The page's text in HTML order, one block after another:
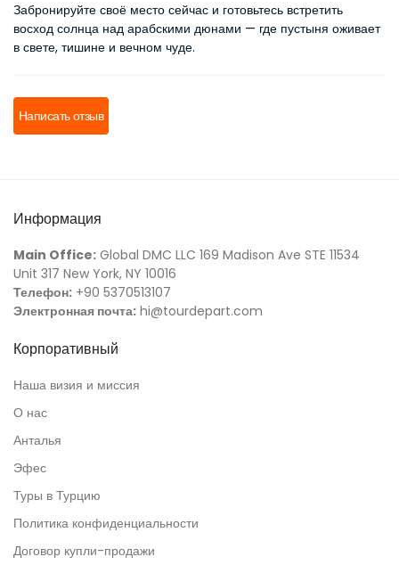
Забронируйте своё место сейчас и готовьтесь встретить
восход солнца над арабскими дюнами — где пустыня оживает
в свете, тишине и вечном чуде.
Написать отзыв
Информация
Main Office: Global DMC LLC 169 Madison Ave STE 11534
Unit 317 New York, NY 10016
Телефон: +90 5370513107
Электронная почта: hi@tourdepart.com
Корпоративный
Наша визия и миссия
О нас
Анталья
Эфес
Туры в Турцию
Политика конфиденциальности
Договор купли-продажи